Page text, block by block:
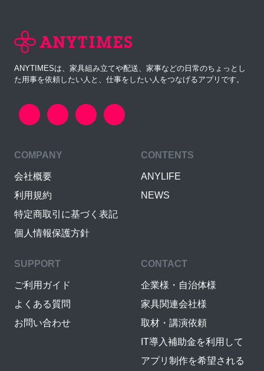
ANYTIMESは、家具組み立てや配送、家事などの日常のちょっとし
た用事を依頼したい人と、仕事をしたい人をつなげるアプリです。
COMPANY
会社概要
利用規約
特定商取引に基づく表記
個人情報保護方針
CONTENTS
ANYLIFE
NEWS
SUPPORT
ご利用ガイド
よくある質問
お問い合わせ
CONTACT
企業様・自治体様
家具関連会社様
取材・講演依頼
IT導入補助金を利用して
アプリ制作を希望される